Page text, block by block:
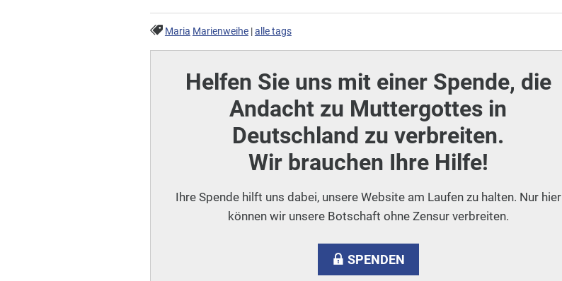
Maria Marienweihe|alle tags
Helfen Sie uns mit einer Spende, die
Andacht zu Muttergottes in
Deutschland zu verbreiten.
Wir brauchen Ihre Hilfe!
Ihre Spende hilft uns dabei, unsere Website am Laufen zu halten. Nur hier
können wir unsere Botschaft ohne Zensur verbreiten.
SPENDEN